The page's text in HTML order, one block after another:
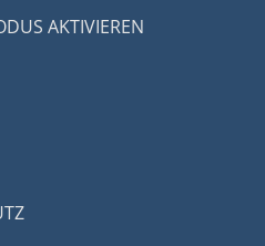
AKTIVIEREN